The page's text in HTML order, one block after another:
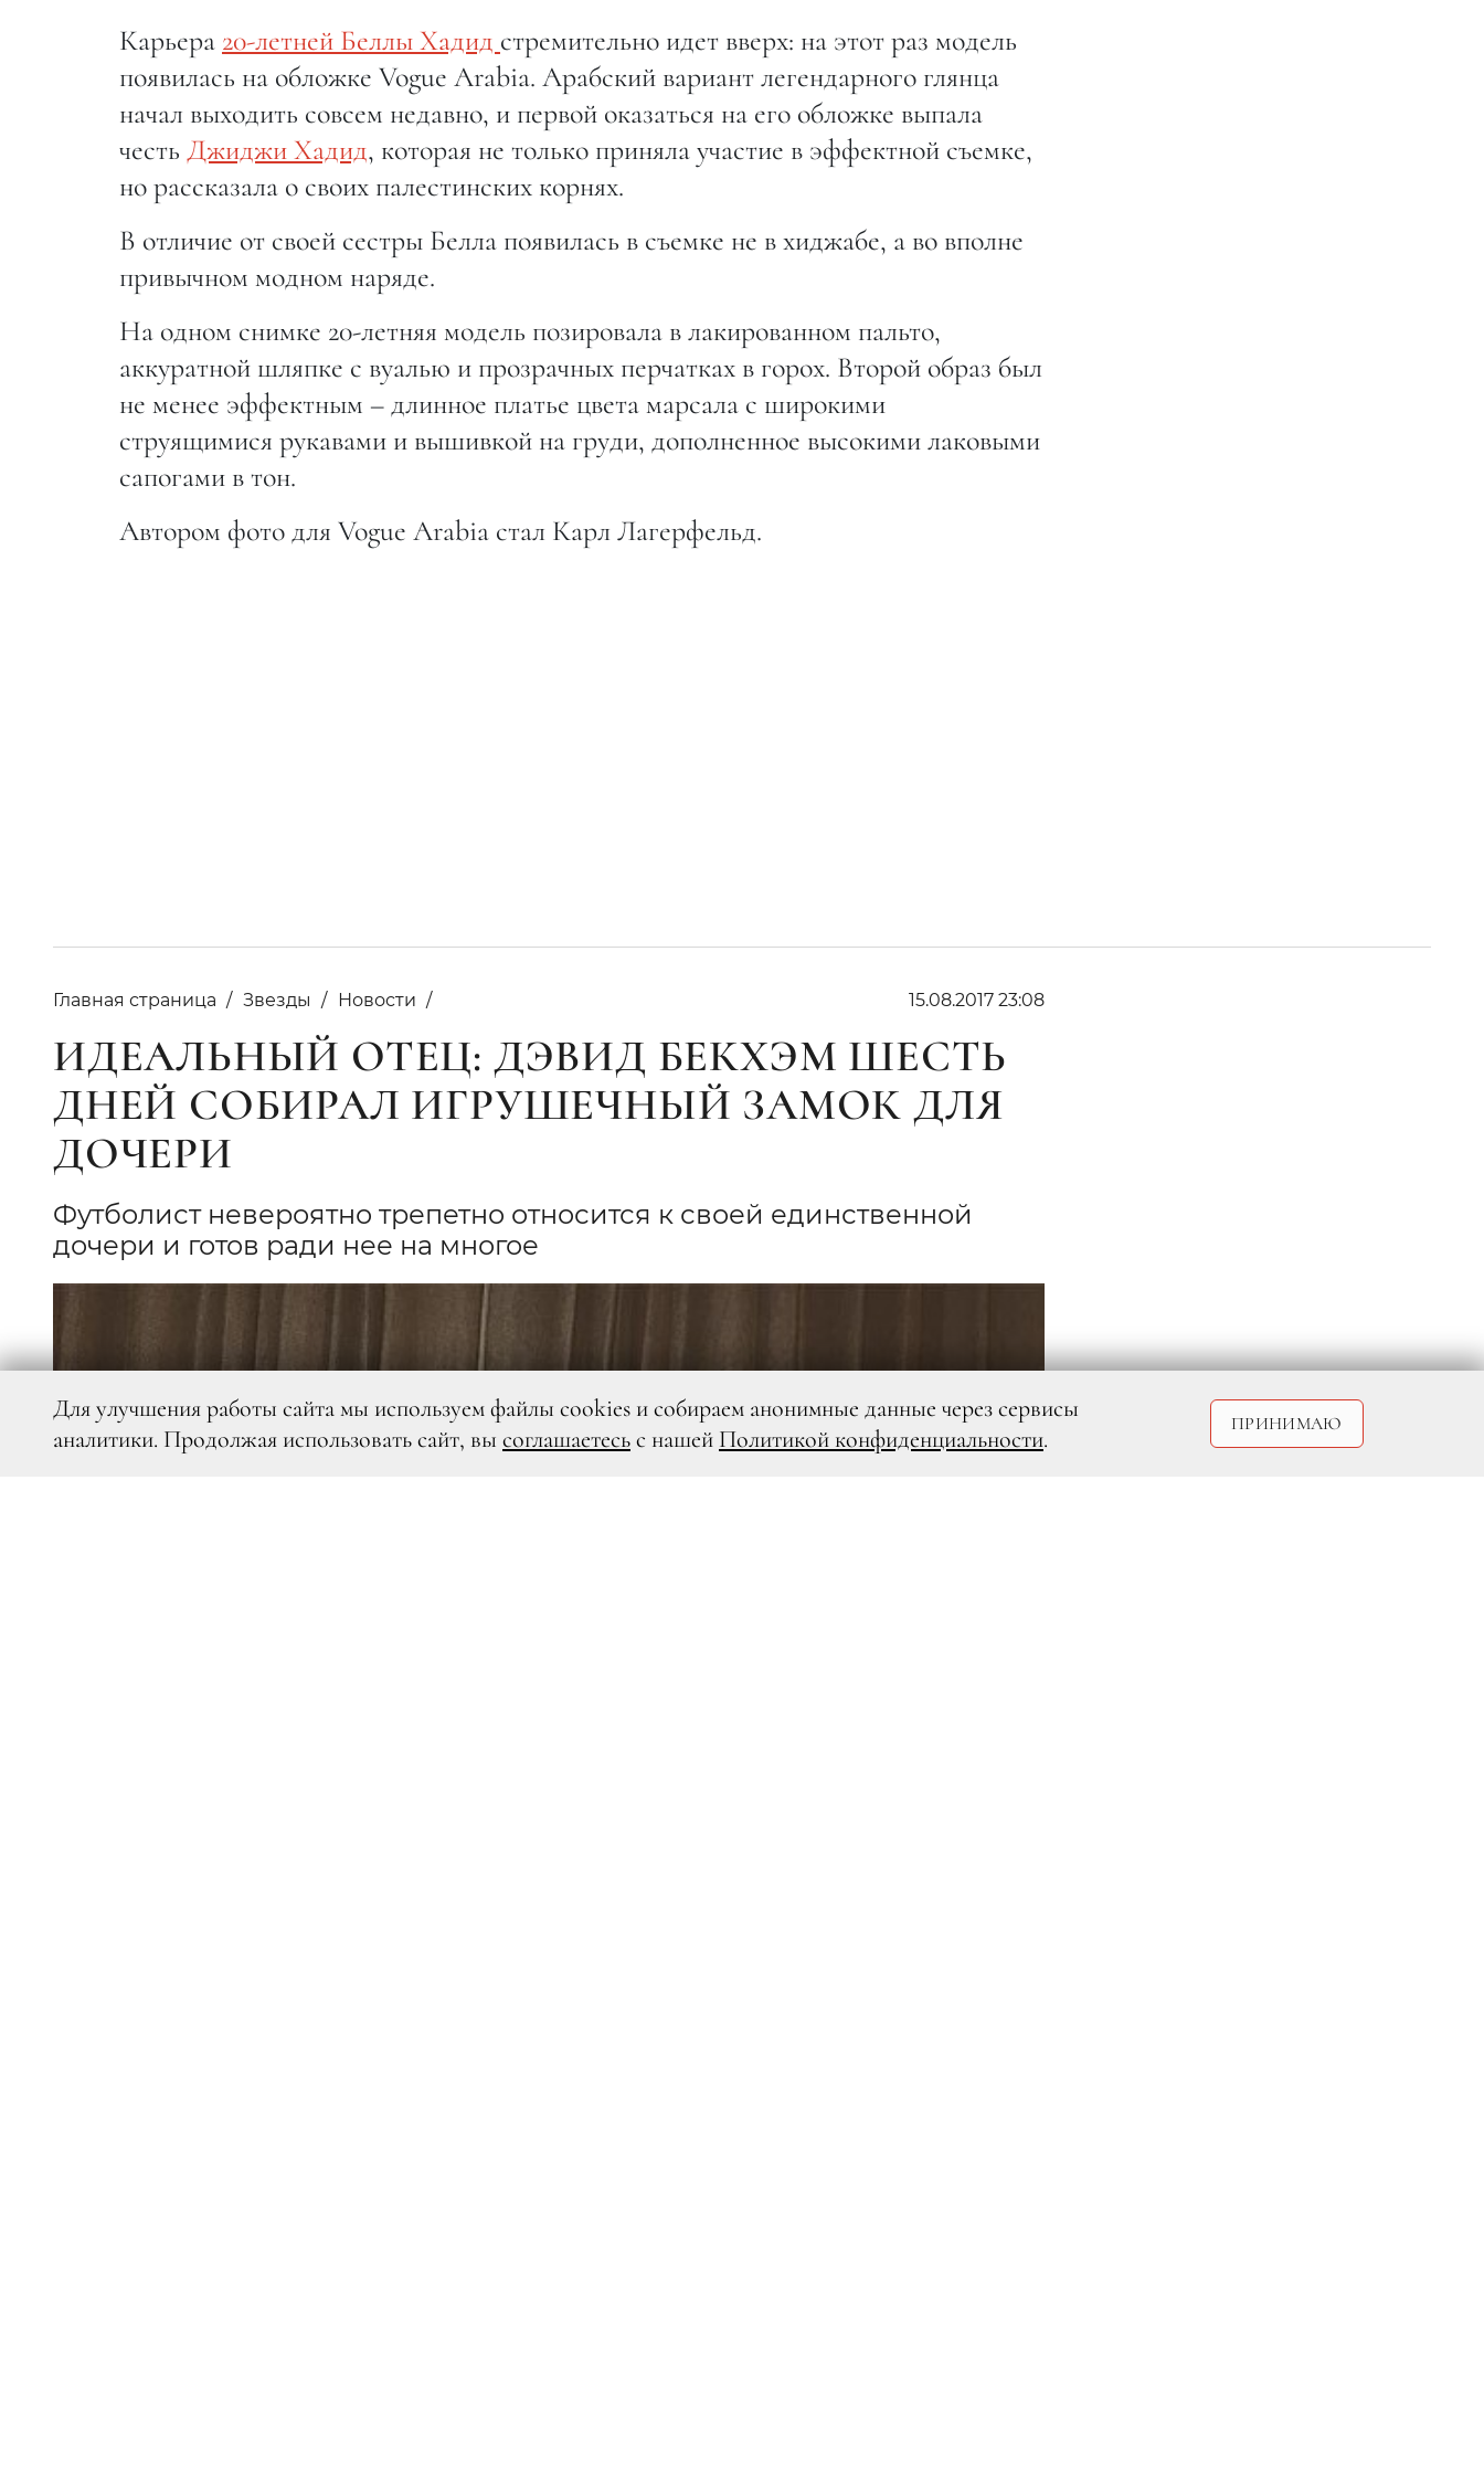
Карьера 20-летней Беллы Хадид стремительно идет вверх: на этот раз модель
появилась на обложке Vogue Arabia. Арабский вариант легендарного глянца
начал выходить совсем недавно, и первой оказаться на его обложке выпала
честь Джиджи Хадид, которая не только приняла участие в эффектной съемке,
но рассказала о своих палестинских корнях.
В отличие от своей сестры Белла появилась в съемке не в хиджабе, а во вполне
привычном модном наряде.
На одном снимке 20-летняя модель позировала в лакированном пальто,
аккуратной шляпке с вуалью и прозрачных перчатках в горох. Второй образ был
не менее эффектным – длинное платье цвета марсала с широкими
струящимися рукавами и вышивкой на груди, дополненное высокими лаковыми
сапогами в тон.
Автором фото для Vogue Arabia стал Карл Лагерфельд.
Главная страница Звезды Новости 15.08.2017 23:08
ИДЕАЛЬНЫЙ ОТЕЦ: ДЭВИД БЕКХЭМ ШЕСТЬ
ДНЕЙ СОБИРАЛ ИГРУШЕЧНЫЙ ЗАМОК ДЛЯ
ДОЧЕРИ
Футболист невероятно трепетно относится к своей единственной
дочери и готов ради нее на многое
Для улучшения работы сайта мы используем файлы cookies и собираем анонимные данные через сервисы
аналитики. Продолжая использовать сайт, вы соглашаетесьс нашей Политикой конфиденциальности.
ПРИНИМАЮ